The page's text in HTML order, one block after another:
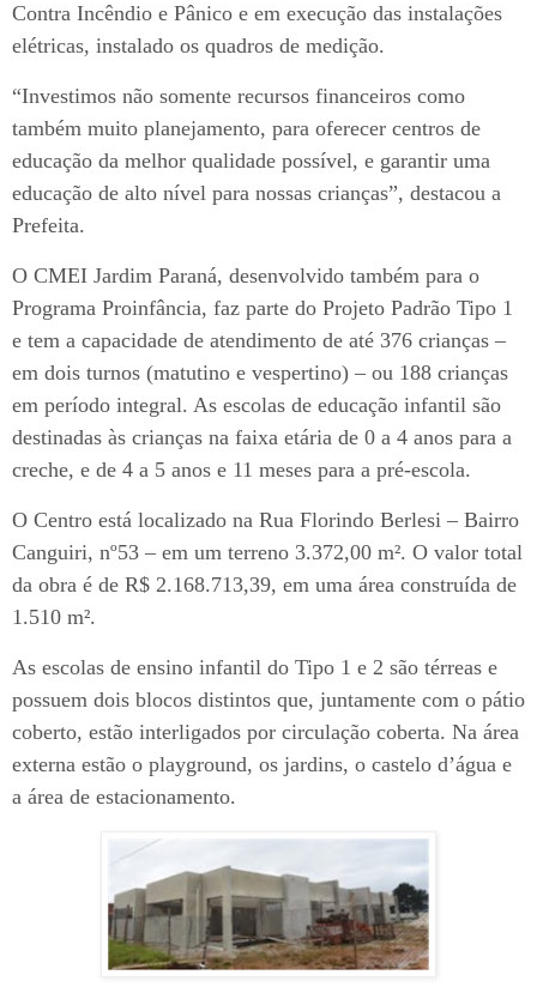
Contra Incêndio e Pânico e em execução das instalações
elétricas, instalado os quadros de medição.
“Investimos não somente recursos financeiros como
também muito planejamento, para oferecer centros de
educação da melhor qualidade possível, e garantir uma
educação de alto nível para nossas crianças”, destacou a
Prefeita.
O CMEI Jardim Paraná, desenvolvido também para o
Programa Proinfância, faz parte do Projeto Padrão Tipo 1
e tem a capacidade de atendimento de até 376 crianças –
em dois turnos (matutino e vespertino) – ou 188 crianças
em período integral. As escolas de educação infantil são
destinadas às crianças na faixa etária de 0 a 4 anos para a
creche, e de 4 a 5 anos e 11 meses para a pré-escola.
O Centro está localizado na Rua Florindo Berlesi – Bairro
Canguiri, nº53 – em um terreno 3.372,00 m². O valor total
da obra é de R$ 2.168.713,39, em uma área construída de
1.510 m².
As escolas de ensino infantil do Tipo 1 e 2 são térreas e
possuem dois blocos distintos que, juntamente com o pátio
coberto, estão interligados por circulação coberta. Na área
externa estão o playground, os jardins, o castelo d’água e
a área de estacionamento.